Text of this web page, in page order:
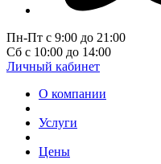
Пн-Пт с 9:00 до 21:00
Сб с 10:00 до 14:00
Личный кабинет
О компании
Услуги
Цены